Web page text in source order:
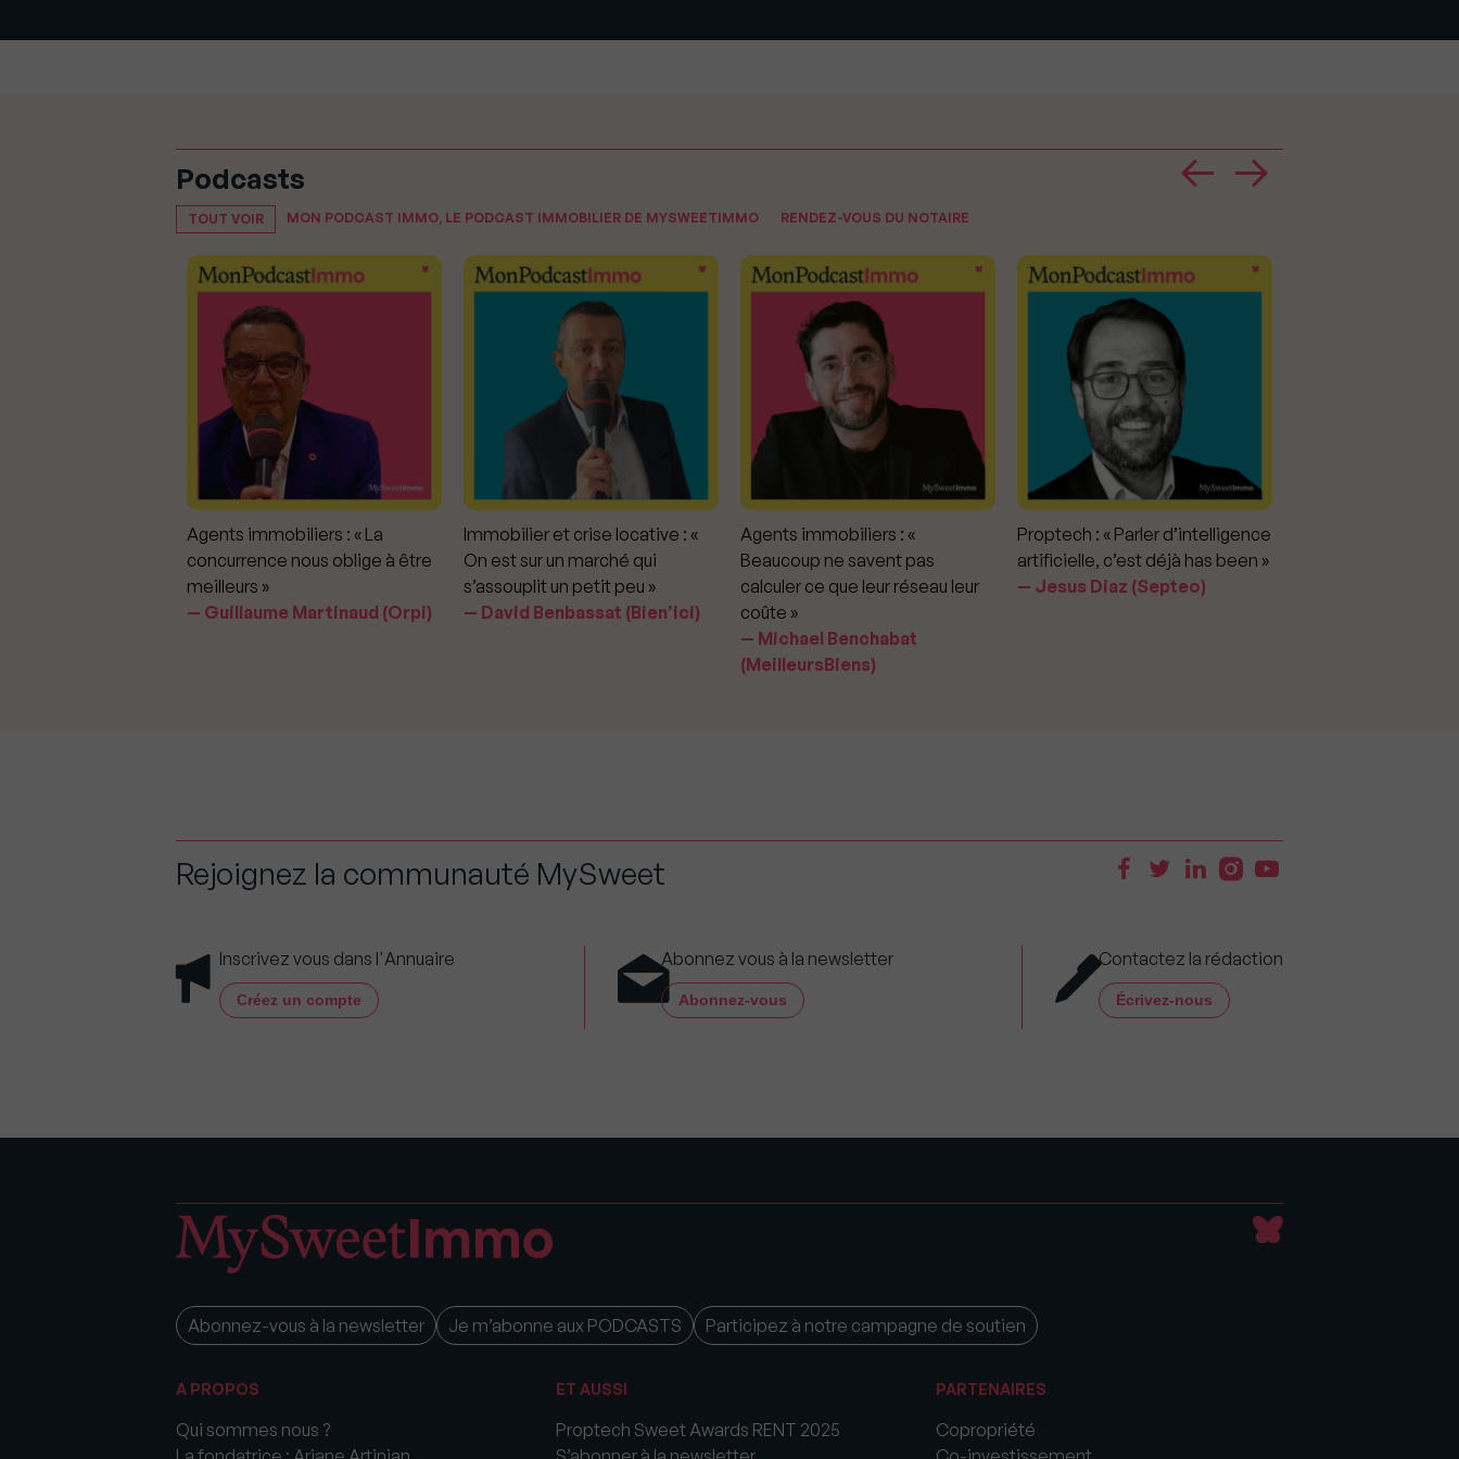
Podcasts
TOUT VOIR MON PODCAST IMMO, LE PODCAST IMMOBILIER DE MYSWEETIMMO RENDEZ-VOUS DU NOTAIRE
Agents immobiliers : « La
concurrence nous oblige à être
meilleurs »
Guillaume Martinaud (Orpi)
Immobilier et crise locative : «
On est sur un marché qui
s’assouplit un petit peu »
David Benbassat (Bien’ici)
Agents immobiliers : «
Beaucoup ne savent pas
calculer ce que leur réseau leur
coûte »
Michael Benchabat
(MeilleursBiens)
Proptech : « Parler d’intelligence
artificielle, c’est déjà has been »
Jesus Diaz (Septeo)
Rejoignez la communauté MySweet
Inscrivez vous dans l'Annuaire
Créez un compte
Abonnez vous à la newsletter
Abonnez-vous
Contactez la rédaction
Écrivez-nous
Abonnez-vous à la newsletter Je m’abonne aux PODCASTS Participez à notre campagne de soutien
A PROPOS
Qui sommes nous ?
ET AUSSI
Proptech Sweet Awards RENT 2025
PARTENAIRES
Copropriété